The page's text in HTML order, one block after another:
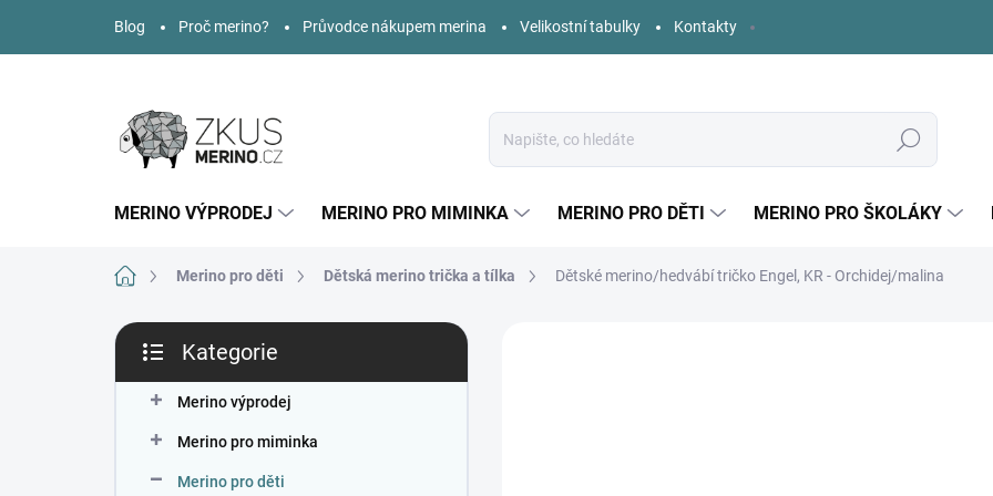
obsah
Blog Proč merino? Průvodce nákupem merina Velikostní tabulky Kontakty
Hledat
MERINO VÝPRODEJ MERINO PRO MIMINKA MERINO PRO DĚTI MERINO PRO ŠKOLÁKY
Domů Merino pro děti Dětská merino trička a tílka Dětské merino/hedvábí tričko Engel, KR - Orchidej/malina
P
s
kategorie
Kategorie
Merino výprodej
Merino pro miminka
Merino pro děti